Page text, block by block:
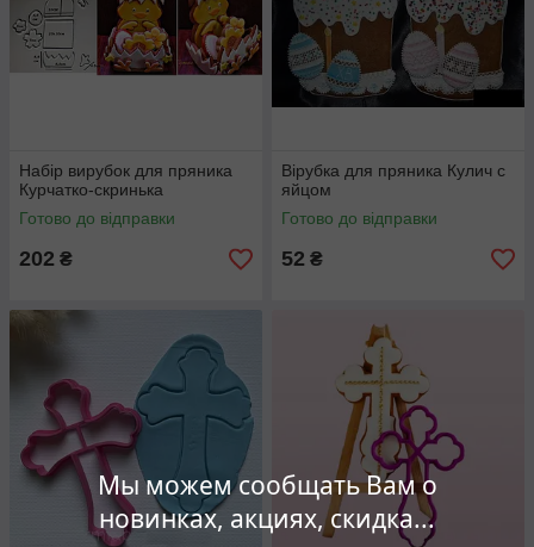
Мы можем сообщать Вам о
новинках, акциях, скидка...
Набір вирубок для пряника
Курчатко-скринька
Готово до відправки
202 ₴
Вірубка для пряника Кулич с
яйцом
Готово до відправки
52 ₴